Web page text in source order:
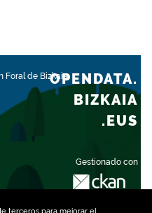
Foral de Bizkaia
Gestionado con
OPENDATA.
BIZKAIA
.EUS